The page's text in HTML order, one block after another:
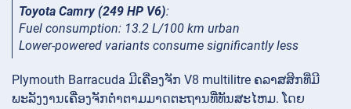
Toyota Camry (249 HP V6):
Fuel consumption: 13.2 L/100 km urban
Lower-powered variants consume significantly less
Plymouth Barracuda ມີເຄື່ອງຈັກ V8 multilitre ຄລາສສິກທີ່ມີ
ພະລັງງານເຄື່ອງຈັກຕ່ໍາຕາມມາດຕະຖານທີ່ທັນສະໄຫມ. ໂດຍ